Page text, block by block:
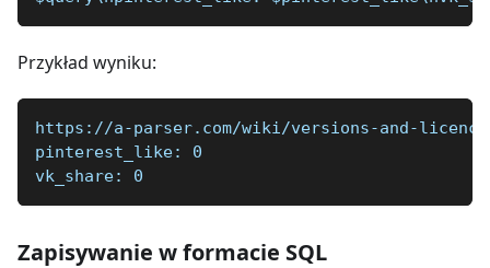
Przykład wyniku:
https://a-parser.com/wiki/versions-and-
pinterest_like: 0
vk_share: 0
Zapisywanie w formacie SQL